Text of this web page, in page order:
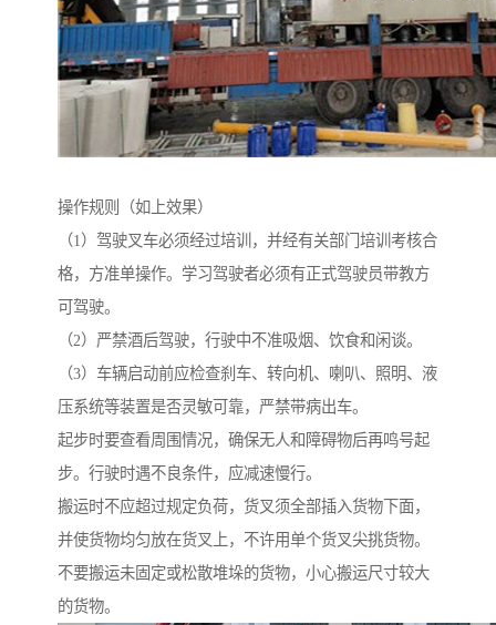
操作规则（如上效果）
（1）驾驶叉车必须经过培训，并经有关部门培训考核合
格，方准单操作。学习驾驶者必须有正式驾驶员带教方
可驾驶。
（2）严禁酒后驾驶，行驶中不准吸烟、饮食和闲谈。
（3）车辆启动前应检查刹车、转向机、喇叭、照明、液
压系统等装置是否灵敏可靠，严禁带病出车。
起步时要查看周围情况，确保无人和障碍物后再鸣号起
步。行驶时遇不良条件，应减速慢行。
搬运时不应超过规定负荷，货叉须全部插入货物下面，
并使货物均匀放在货叉上，不许用单个货叉尖挑货物。
不要搬运未固定或松散堆垛的货物，小心搬运尺寸较大
的货物。